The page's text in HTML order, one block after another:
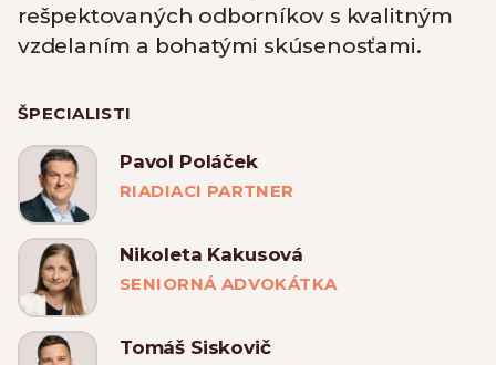
rešpektovaných odborníkov s kvalitným
vzdelaním a bohatými skúsenosťami.
ŠPECIALISTI
Pavol Poláček
RIADIACI PARTNER
Nikoleta Kakusová
SENIORNÁ ADVOKÁTKA
Tomáš Siskovič